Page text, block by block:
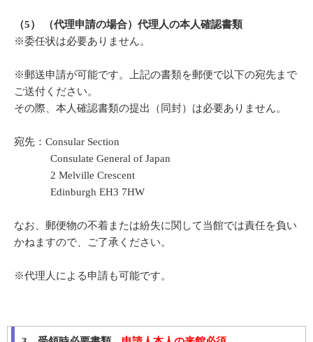
（5） （代理申請の場合）代理人の本人確認書類
※委任状は必要ありません。
※郵送申請が可能です。上記の書類を郵便で以下の宛先まで
ご送付ください。
その際、本人確認書類の提出（同封）は必要ありません。
宛先：Consular Section
Consulate General of Japan
2 Melville Crescent
Edinburgh EH3 7HW
なお、郵便物の不着または紛失に関して当館では責任を負い
かねますので、ご了承ください。
※代理人による申請も可能です。